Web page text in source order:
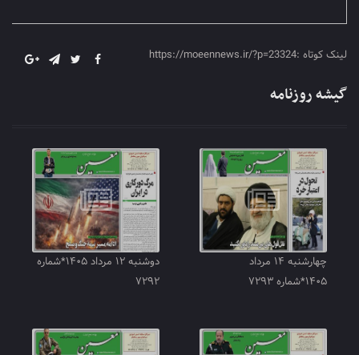
لینک کوتاه :https://moeennews.ir/?p=23324
گیشه روزنامه
چهارشنبه ۱۴ مرداد
۱۴۰۵*شماره ۷۲۹۳
دوشنبه ۱۲ مرداد ۱۴۰۵*شماره
۷۲۹۲